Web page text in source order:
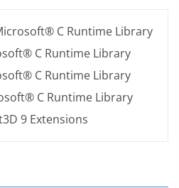
C Runtime Library
C Runtime Library
C Runtime Library
C Runtime Library
9 Extensions